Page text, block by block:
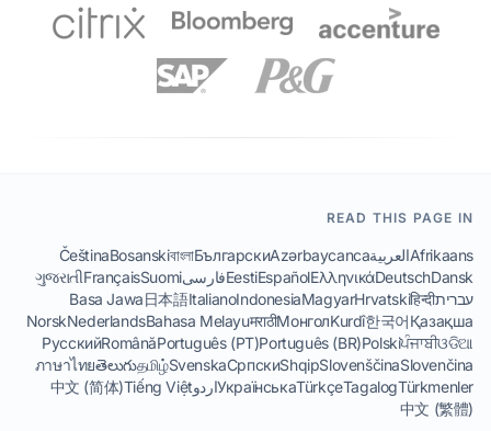
READ THIS PAGE IN
AfrikaansالعربيةAzərbaycanca
Български
বাংলা
Bosanski
Čeština
Dansk
Deutsch
Ελληνικά
Español
EestiفارسیSuomi
Français
ગુજરાતી
עבריתहिन्दी
Hrvatski
Magyar
Indonesia
Italiano
日本語
Basa Jawa
Қазақша
한국어
Kurdî
Монгол
मराठी
Bahasa Melayu
Nederlands
Norsk
ଓଡିଆ
ਪੰਜਾਬੀ
Polski
Português (BR)
Português (PT)
Română
Русский
Slovenčina
Slovenščina
Shqip
Српски
Svenska
தமிழ்
తెలుగు
ภาษาไทย
Türkmenler
Tagalog
Türkçe
УкраїнськаاردوTiếng Việt
中文 (简体)
中文 (繁體)